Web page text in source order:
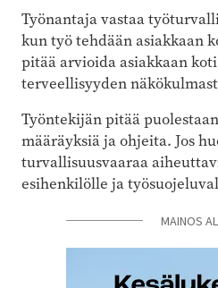
Työnantaja vastaa
kun työ tehdään asiakkaan
pitää arvioida asiakkaan
terveellisyyden
Työntekijän pitää
määräyksiä ja ohjeita. Jos
turvallisuusvaaraa
esihenkilölle ja
MAINOS